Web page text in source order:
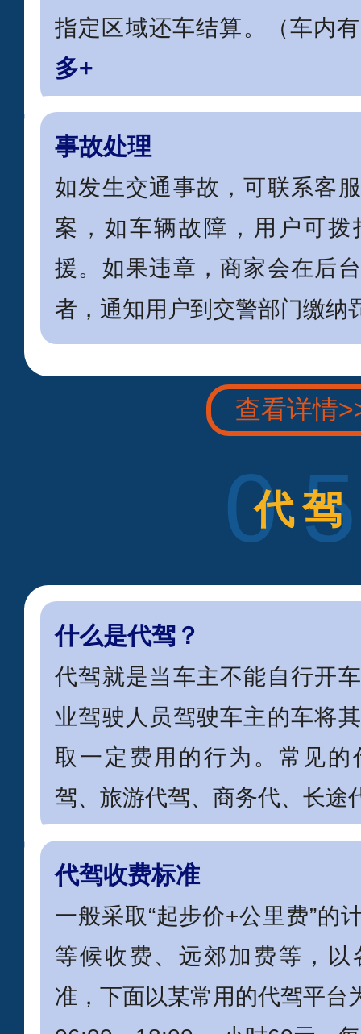
指定区域还车结算。（车内
多+
事故处理
如发生交通事故，可联系客
案，如车辆故障，用户可
援。如果违章，商家会在后
者，通知用户到交警部门缴纳
查看详情
代驾
什么是代驾？
代驾就是当车主不能自行开
业驾驶人员驾驶车主的车将
取一定费用的行为。常见的
驾、旅游代驾、商务代、长途
代驾收费标准
一般采取“起步价+公里费”的
等候收费、远郊加费等，
准，下面以某常用的代驾平台